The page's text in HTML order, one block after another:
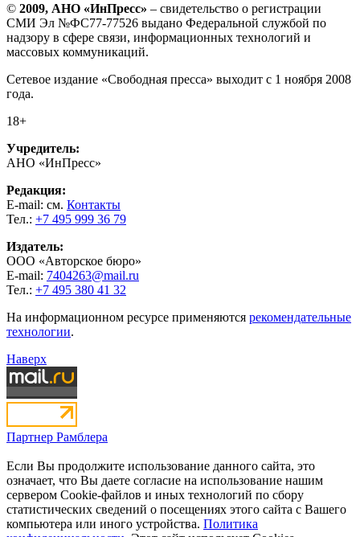
© 2009, АНО «ИнПресс» – свидетельство о регистрации
СМИ Эл №ФС77-77526 выдано Федеральной службой по
надзору в сфере связи, информационных технологий и
массовых коммуникаций.
Сетевое издание «Свободная пресса» выходит с 1 ноября 2008
года.
18+
Учредитель:
АНО «ИнПресс»
Редакция:
E-mail: см. Контакты
Тел.: +7 495 999 36 79
Издатель:
ООО «Авторское бюро»
E-mail: 7404263@mail.ru
Тел.: +7 495 380 41 32
На информационном ресурсе применяются рекомендательные
технологии.
Наверх
Партнер Рамблера
Если Вы продолжите использование данного сайта, это
означает, что Вы даете согласие на использование нашим
сервером Cookie-файлов и иных технологий по сбору
статистических сведений о посещениях этого сайта с Вашего
компьютера или иного устройства. Политика